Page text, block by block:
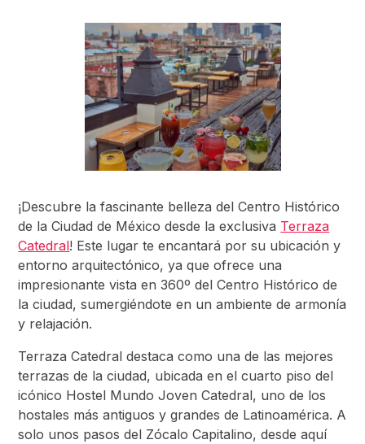
¡Descubre la fascinante belleza del Centro Histórico
de la Ciudad de México desde la exclusiva Terraza
Catedral! Este lugar te encantará por su ubicación y
entorno arquitectónico, ya que ofrece una
impresionante vista en 360º del Centro Histórico de
la ciudad, sumergiéndote en un ambiente de armonía
y relajación.
Terraza Catedral destaca como una de las mejores
terrazas de la ciudad, ubicada en el cuarto piso del
icónico Hostel Mundo Joven Catedral, uno de los
hostales más antiguos y grandes de Latinoamérica. A
solo unos pasos del Zócalo Capitalino, desde aquí